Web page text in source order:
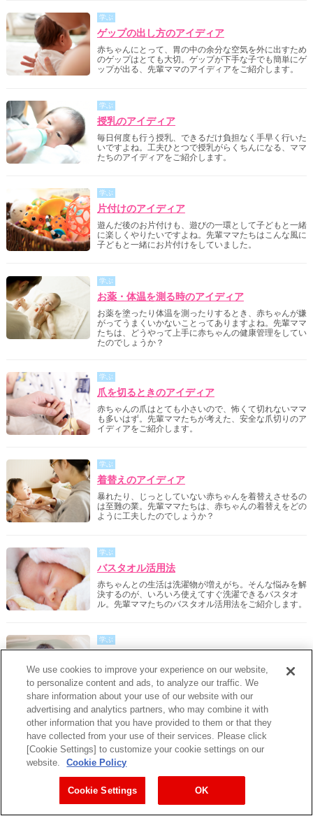
学ぶ
ゲップの出し方のアイディア
赤ちゃんにとって、胃の中の余分な空気を外に出すため
のゲップはとても大切。ゲップが下手な子でも簡単にゲ
ップが出る、先輩ママのアイディアをご紹介します。
学ぶ
授乳のアイディア
毎日何度も行う授乳、できるだけ負担なく手早く行いた
いですよね。工夫ひとつで授乳がらくちんになる、ママ
たちのアイディアをご紹介します。
学ぶ
片付けのアイディア
遊んだ後のお片付けも、遊びの一環として子どもと一緒
に楽しくやりたいですよね。先輩ママたちはこんな風に
子どもと一緒にお片付けをしていました。
学ぶ
お薬・体温を測る時のアイディア
お薬を塗ったり体温を測ったりするとき、赤ちゃんが嫌
がってうまくいかないことってありますよね。先輩ママ
たちは、どうやって上手に赤ちゃんの健康管理をしてい
たのでしょうか？
学ぶ
爪を切るときのアイディア
赤ちゃんの爪はとても小さいので、怖くて切れないママ
も多いはず。先輩ママたちが考えた、安全な爪切りのア
イディアをご紹介します。
学ぶ
着替えのアイディア
暴れたり、じっとしていない赤ちゃんを着替えさせるの
は至難の業。先輩ママたちは、赤ちゃんの着替えをどの
ように工夫したのでしょうか？
学ぶ
バスタオル活用法
赤ちゃんとの生活は洗濯物が増えがち。そんな悩みを解
決するのが、いろいろ使えてすぐ洗濯できるバスタオ
ル。先輩ママたちのバスタオル活用法をご紹介します。
学ぶ
お風呂は赤ちゃんとゆっくりスキンシップを図れる楽し
い空間。タオルやネットなどちょっとしたアイテムを使
った、より楽しく入浴するためのアイディアをご紹介し
ます。
尋ねる
育児用（乳児用）ミルクはいつ頃まで飲ませる
の？
ーブ」は1歳までの赤ちゃんの成長を考えた栄養設計に
なっています。1歳頃になると、食べられる食品の幅も
We use cookies to improve your experience on our website,
to personalize content and ads, to analyze our traffic. We
share information about your use of our website with our
advertising and analytics partners, who may combine it with
other information that you have provided to them or that they
have collected from your use of their services. Please click
[Cookie Settings] to customize your cookie settings on our
website.
Cookie Policy
Cookie Settings OK